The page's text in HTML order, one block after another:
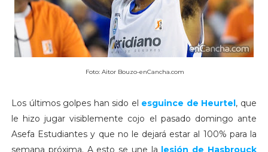
Foto: Aitor Bouzo-enCancha.com
Los últimos golpes han sido el esguince de Heurtel, que
le hizo jugar visiblemente cojo el pasado domingo ante
Asefa Estudiantes y que no le dejará estar al 100% para la
semana próxima. A esto se une la lesión de Hasbrouck